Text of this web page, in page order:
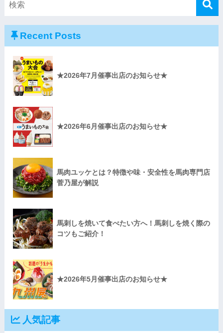
Recent Posts
★2026年7月催事出店のお知らせ★
★2026年6月催事出店のお知らせ★
馬肉ユッケとは？特徴や味・安全性を馬肉専門店
菅乃屋が解説
馬刺しを焼いて食べたい方へ！馬刺しを焼く際の
コツもご紹介！
★2026年5月催事出店のお知らせ★
人気記事